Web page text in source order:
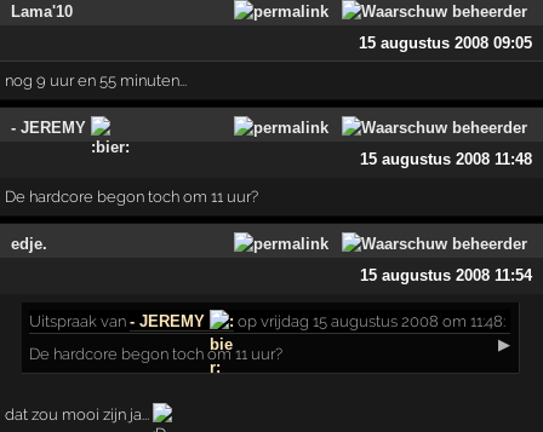
Lama'10
15 augustus 2008 09:05
nog 9 uur en 55 minuten...
- JEREMY
15 augustus 2008 11:48
De hardcore begon toch om 11 uur?
edje.
15 augustus 2008 11:54
Uitspraak van- JEREMY
op vrijdag 15 augustus 2008 om 11:48:
▶
De hardcore begon toch om 11 uur?
dat zou mooi zijn ja...